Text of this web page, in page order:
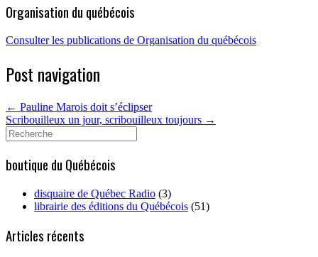
Organisation du québécois
Consulter les publications de Organisation du québécois
Post navigation
← Pauline Marois doit s’éclipser
Scribouilleux un jour, scribouilleux toujours →
Search
for:
boutique du Québécois
disquaire de Québec Radio (3)
librairie des éditions du Québécois (51)
Articles récents